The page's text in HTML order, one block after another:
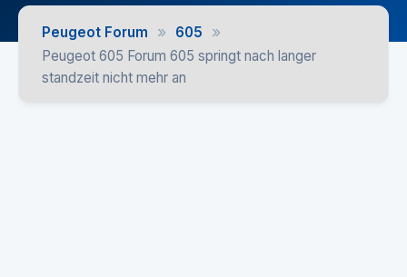
Peugeot Forum » 605 »
Peugeot 605 Forum 605 springt nach langer
standzeit nicht mehr an